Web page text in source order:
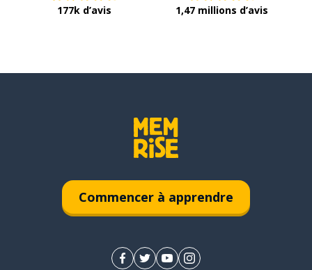
177k d’avis 1,47 millions d’avis
Commencer à apprendre